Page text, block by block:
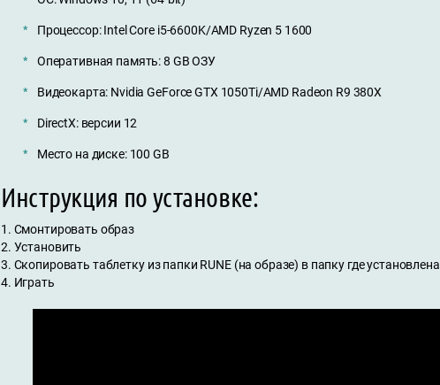
Процессор: Intel Core i5-6600K/AMD Ryzen 5 1600
Оперативная память: 8 GB ОЗУ
Видеокарта: Nvidia GeForce GTX 1050Ti/AMD Radeon R9 380X
DirectX: версии 12
Место на диске: 100 GB
Инструкция по установке:
1. Смонтировать образ
2. Установить
3. Скопировать таблетку из папки RUNE (на образе) в папку где
4. Играть